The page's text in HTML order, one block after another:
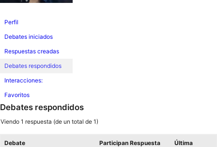
Perfil
Debates iniciados
Respuestas creadas
Debates respondidos
Interacciones:
Favoritos
Debates respondidos
Viendo 1 respuesta (de un total de 1)
Debate
Participan Respuesta
Última